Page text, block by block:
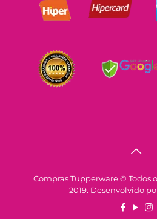
Compras Tupperware © Todos
2019. Desenvolvido